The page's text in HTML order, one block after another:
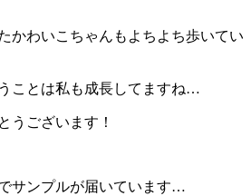
かわいこちゃんもよちよち歩いてい
ことは私も成長してますね…
うございます！
サンプルが届いています…